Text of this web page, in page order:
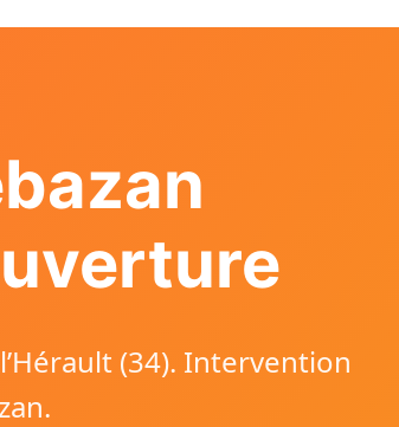
(34). Intervention